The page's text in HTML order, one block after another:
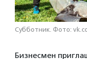
Субботник. Фото:
Бизнесмен